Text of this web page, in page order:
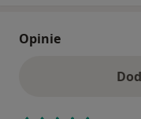
Opinie